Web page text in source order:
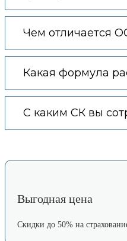
Чем отличается
Какая формула
С каким СК вы
Выгодная цена
Скидки до 50% на